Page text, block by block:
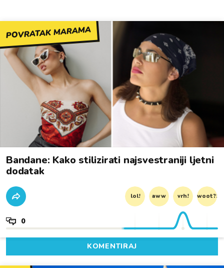
POVRATAK MARAMA
Bandane: Kako stilizirati najsvestraniji ljetni
dodatak
lol! aww vrh! woot?!
0
KOMENTIRAJ